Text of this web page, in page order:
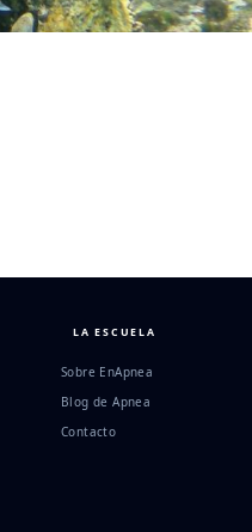
LA ESCUELA
Sobre EnApnea
Blog de Apnea
Contacto